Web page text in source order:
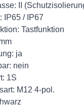
II
IP65 / IP67
Tastfunktion
ja
nein
1S
M12 4-pol.